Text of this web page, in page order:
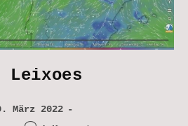
Leixoes
März 2022